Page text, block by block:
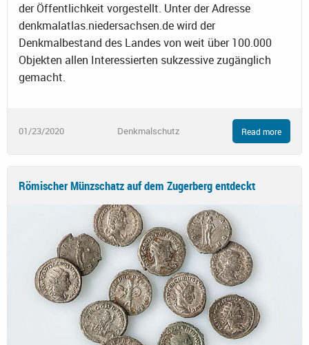
der Öffentlichkeit vorgestellt. Unter der Adresse
denkmalatlas.niedersachsen.de wird der
Denkmalbestand des Landes von weit über 100.000
Objekten allen Interessierten sukzessive zugänglich
gemacht.
01/23/2020 Denkmalschutz Read more
Römischer Münzschatz auf dem Zugerberg entdeckt